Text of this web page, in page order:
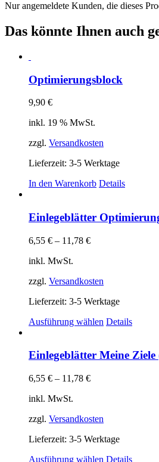
Nur angemeldete Kunden, die dieses
Das könnte Ihnen auch
Optimierungsblock
9,90 €
inkl. 19 % MwSt.
zzgl. Versandkosten
Lieferzeit: 3-5 Werktage
In den Warenkorb Details
Einlegeblätter
6,55 € – 11,78 €
inkl. MwSt.
zzgl. Versandkosten
Lieferzeit: 3-5 Werktage
Ausführung wählen Dieses
mehrere
Produktseite
Details
Einlegeblätter Meine
6,55 € – 11,78 €
inkl. MwSt.
zzgl. Versandkosten
Lieferzeit: 3-5 Werktage
Ausführung wählen Dieses
Details